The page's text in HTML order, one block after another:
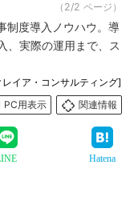
（2/2 ページ）
制度導入ノウハウ。導
、実際の運用まで、ス
レイア・コンサルティング]
PC用表示
関連情報
Hatena